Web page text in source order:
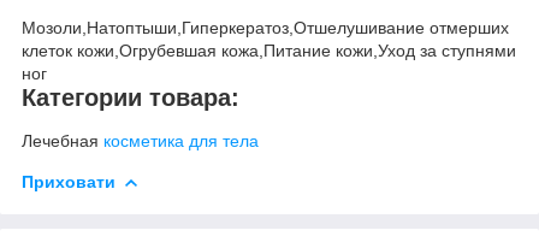
Мозоли,Натоптыши,Гиперкератоз,Отшелушивание отмерших
клеток кожи,Огрубевшая кожа,Питание кожи,Уход за ступнями
ног
Категории товара:
Лечебная косметика для тела
Приховати